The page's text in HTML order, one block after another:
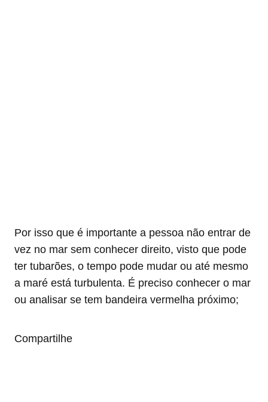
Por isso que é importante a pessoa não entrar de
vez no mar sem conhecer direito, visto que pode
ter tubarões, o tempo pode mudar ou até mesmo
a maré está turbulenta. É preciso conhecer o mar
ou analisar se tem bandeira vermelha próximo;
Compartilhe